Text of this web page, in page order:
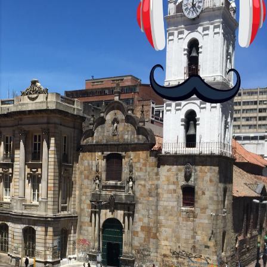
antes nos enseñó francés, ahora nos
convierta en jugadores de ajedrez? Aún
no podrás jugar contra otros humanos
La aplicación Duolingo fue lanzada en
2012 y cuenta con más de 37 millones
de usuarios activos diarios. Desde 2022,
ha empeza...